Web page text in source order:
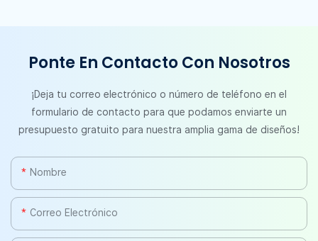
Ponte En Contacto Con Nosotros
¡Deja tu correo electrónico o número de teléfono en el
formulario de contacto para que podamos enviarte un
presupuesto gratuito para nuestra amplia gama de diseños!
Nombre
Correo Electrónico